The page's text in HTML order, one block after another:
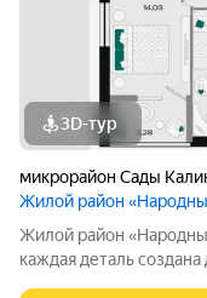
3D-тур
микрорайон Сады
Жилой район
Жилой район
каждая деталь